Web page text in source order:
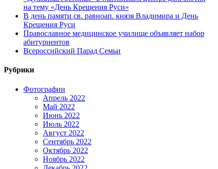
на тему «День Крещения Руси»
В день памяти св. равноап. князя Владимира и День
Крещения Руси
Православное медицинское училище объявляет набор
абитуриентов
Всероссийский Парад Семьи
Рубрики
Фотографии
Апрель 2022
Май 2022
Июнь 2022
Июль 2022
Август 2022
Сентябрь 2022
Октябрь 2022
Ноябрь 2022